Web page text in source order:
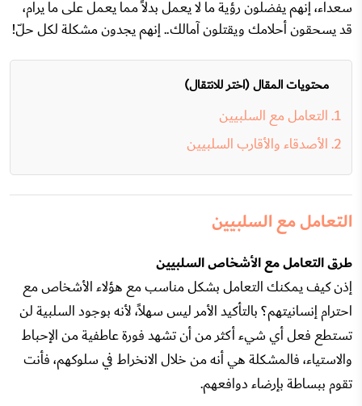
سعداء، إنهم يفضلون رؤية ما لا يعمل بدلاً مما يعمل على ما يرام،
قد يسحقون أحلامك ويقتلون آمالك.. إنهم يجدون مشكلة لكل حلّ!
محتويات المقال (اختر للانتقال)
التعامل مع السلبيين
الأصدقاء والأقارب السلبيين
التعامل مع السلبيين
طرق التعامل مع الأشخاص السلبيين
إذن كيف يمكنك التعامل بشكل مناسب مع هؤلاء الأشخاص مع
احترام إنسانيتهم؟ بالتأكيد الأمر ليس سهلاً، لأنه بوجود السلبية لن
تستطع فعل أي شيء أكثر من أن تشهد فورة عاطفية من الإحباط
والاستياء، فالمشكلة هي أنه من خلال الانخراط في سلوكهم، فأنت
تقوم ببساطة بإرضاء دوافعهم.